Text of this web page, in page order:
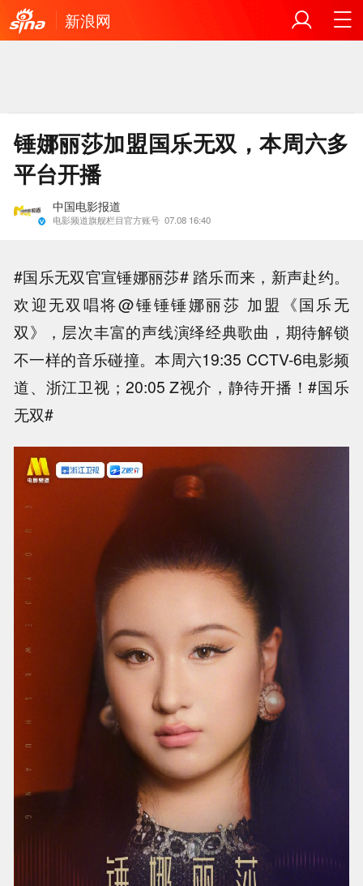
新浪网
锤娜丽莎加盟国乐无双，本周六多
平台开播
中国电影报道
电影频道旗舰栏目官方账号 07.08 16:40
#国乐无双官宣锤娜丽莎# 踏乐而来，新声赴约。
欢迎无双唱将@锤锤锤娜丽莎 加盟《国乐无
双》，层次丰富的声线演绎经典歌曲，期待解锁
不一样的音乐碰撞。本周六19:35 CCTV-6电影频
道、浙江卫视；20:05 Z视介，静待开播！#国乐
无双#